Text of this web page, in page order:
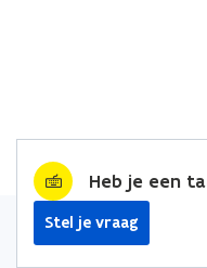
Heb je een
Stel je vraag